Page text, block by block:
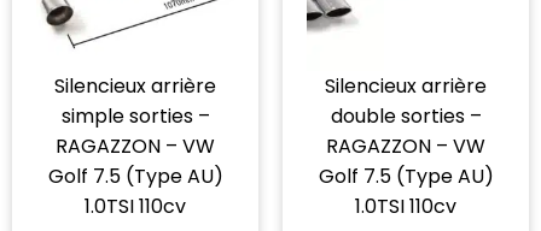
Silencieux arrière
simple sorties –
RAGAZZON – VW
Golf 7.5 (Type AU)
1.0TSI 110cv
Silencieux arrière
double sorties –
RAGAZZON – VW
Golf 7.5 (Type AU)
1.0TSI 110cv